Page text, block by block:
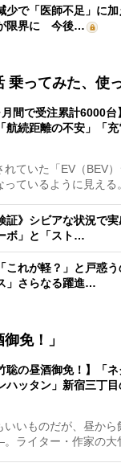
少で「医師不足」に
限界に 今後…
乗ってみた、使
月間で受注累計6000
航続距離の不安」「
ていた「EV（BEV）
ているように見える
証》シビアな状況で
ボ」と「スト…
これが軽？」と戸惑
」さらなる躍進…
免！」
聡の昼酒御免！】「
ハッタン」新宿三丁
いものだが、昼から
ライター・作家の大